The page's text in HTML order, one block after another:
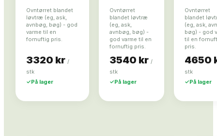
Ovntørret blandet
løvtræ (eg, ask,
avnbøg, bøg) - god
varme til en
fornuftig pris.
3320 kr /
stk
✓På lager
Ovntørret
blandet løvtræ
(eg, ask,
avnbøg, bøg) -
god varme til en
fornuftig pris.
3540 kr /
stk
✓På lager
Ovntørret
blandet
(eg, ask,
bøg) - god
til en
pris.
4650
stk
✓På lager